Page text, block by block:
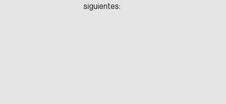
siguientes: